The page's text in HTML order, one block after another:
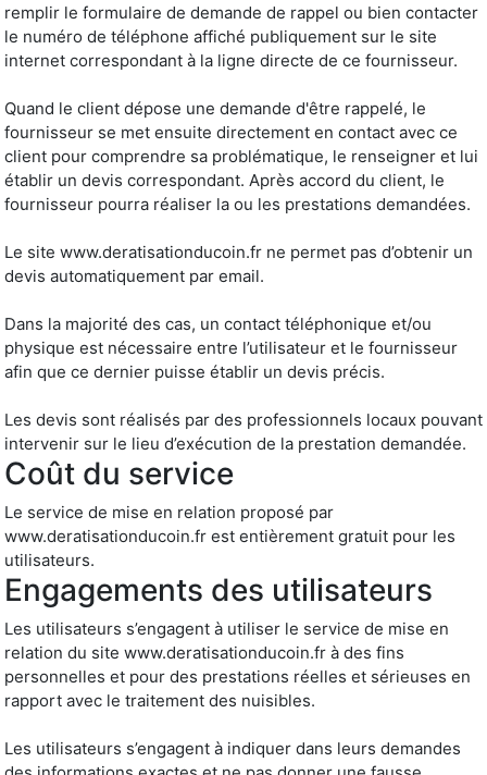
remplir le formulaire de demande de rappel ou bien contacter
le numéro de téléphone affiché publiquement sur le site
internet correspondant à la ligne directe de ce fournisseur.
Quand le client dépose une demande d'être rappelé, le
fournisseur se met ensuite directement en contact avec ce
client pour comprendre sa problématique, le renseigner et lui
établir un devis correspondant. Après accord du client, le
fournisseur pourra réaliser la ou les prestations demandées.
Le site www.deratisationducoin.fr ne permet pas d’obtenir un
devis automatiquement par email.
Dans la majorité des cas, un contact téléphonique et/ou
physique est nécessaire entre l’utilisateur et le fournisseur
afin que ce dernier puisse établir un devis précis.
Les devis sont réalisés par des professionnels locaux pouvant
intervenir sur le lieu d’exécution de la prestation demandée.
Coût du service
Le service de mise en relation proposé par
www.deratisationducoin.fr est entièrement gratuit pour les
utilisateurs.
Engagements des utilisateurs
Les utilisateurs s’engagent à utiliser le service de mise en
relation du site www.deratisationducoin.fr à des fins
personnelles et pour des prestations réelles et sérieuses en
rapport avec le traitement des nuisibles.
Les utilisateurs s’engagent à indiquer dans leurs demandes